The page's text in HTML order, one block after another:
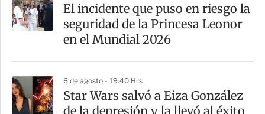
El incidente que puso en riesgo la
seguridad de la Princesa Leonor
en el Mundial 2026
6 de agosto - 19:40 Hrs
Star Wars salvó a Eiza González
de la depresión y la llevó al éxito